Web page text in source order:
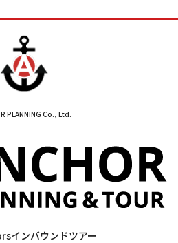
PLANNING Co., Ltd.
インバウンドツアー